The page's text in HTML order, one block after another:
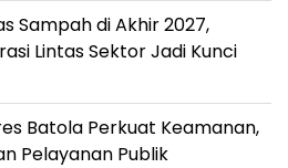
Sampah di Akhir 2027,
Lintas Sektor Jadi Kunci
Batola Perkuat Keamanan,
Pelayanan Publik